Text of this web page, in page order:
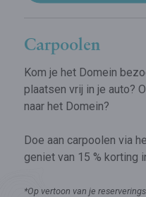
Carpoolen
Kom je het Domein
plaatsen vrij in je auto?
naar het Domein?
Doe aan carpoolen via
geniet van 15 % korting
*Op vertoon van je